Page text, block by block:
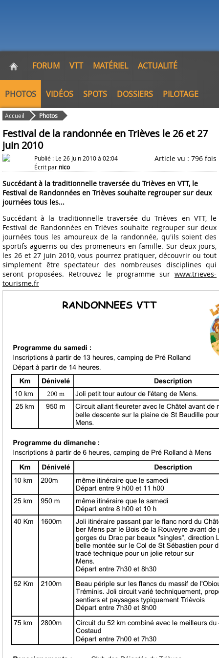
FORUM VTT MATÉRIEL ACTUALITÉ
PHOTOS VIDÉOS SPOTS DOSSIERS PILOTAGE
Accueil Photos
Festival de la randonnée en Trièves le 26 et 27
juin 2010
Publié : Le 26 Juin 2010 à 02:04
Écrit par nico
Article vu : 796 fois
Succédant à la traditionnelle traversée du Trièves en VTT, le
Festival de Randonnées en Trièves souhaite regrouper sur deux
journées tous les...
Succédant à la traditionnelle traversée du Trièves en VTT, le
Festival de Randonnées en Trièves souhaite regrouper sur deux
journées tous les amoureux de la randonnée, qu'ils soient des
sportifs aguerris ou des promeneurs en famille. Sur deux jours,
les 26 et 27 juin 2010, vous pourrez pratiquer, découvrir ou tout
simplement être spectateur des nombreuses disciplines qui
seront proposées. Retrouvez le programme sur www.trieves-
tourisme.fr